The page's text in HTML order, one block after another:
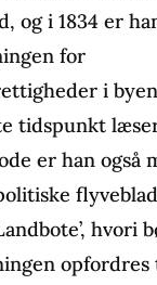
og i 1834 er
for
i
tidspunkt
er han også
flyveblad
hvori